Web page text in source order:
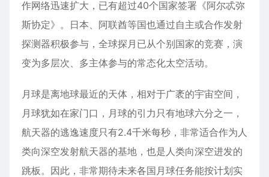
作网络迅速扩大，已有超过40个国家签署《阿尔忒弥
斯协定》。日本、阿联酋等国也通过自主或合作发射
探测器积极参与，全球探月已从个别国家的竞赛，演
变为多层次、多主体参与的常态化太空活动。
月球是离地球最近的天体，相对于广袤的宇宙空间，
月球犹如在家门口，月球的引力只有地球六分之一，
航天器的逃逸速度只有2.4千米每秒，非常适合作为人
类向深空发射航天器的基地，也是人类向深空进发的
跳板。因此，非常期待未来各国月球任务能按计划实